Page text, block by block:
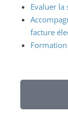
Evaluer la
facture